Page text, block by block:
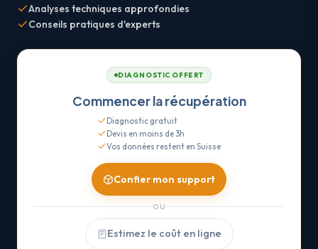
Analyses techniques approfondies
Conseils pratiques d'experts
DIAGNOSTIC OFFERT
Commencer la récupération
Diagnostic gratuit
Devis en moins de 3h
Vos données restent en Suisse
Confier mon support
OU
Estimez le coût en ligne